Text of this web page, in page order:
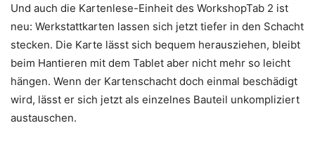
Und auch die Kartenlese-Einheit des WorkshopTab 2 ist
neu: Werkstattkarten lassen sich jetzt tiefer in den Schacht
stecken. Die Karte lässt sich bequem herausziehen, bleibt
beim Hantieren mit dem Tablet aber nicht mehr so leicht
hängen. Wenn der Kartenschacht doch einmal beschädigt
wird, lässt er sich jetzt als einzelnes Bauteil unkompliziert
austauschen.